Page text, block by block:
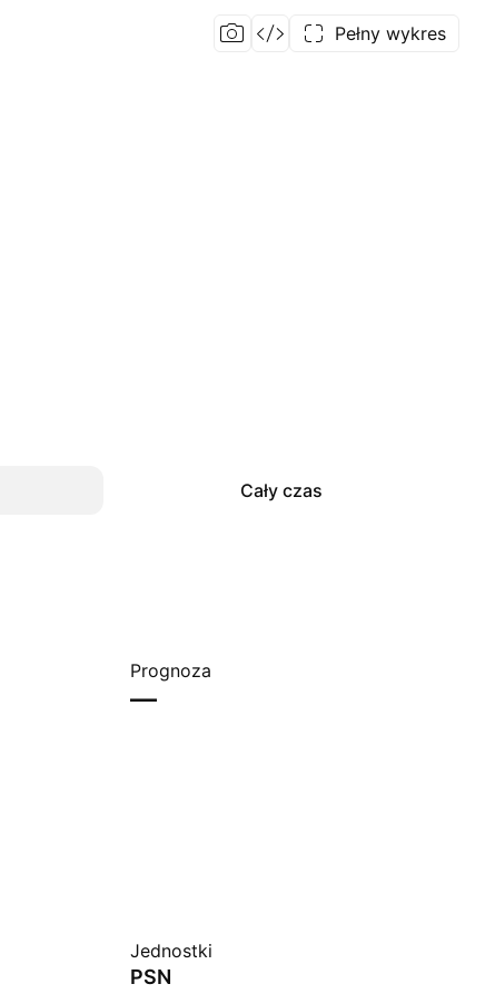
Pełny wykres
Cały czas
Prognoza
—
Jednostki
PSN